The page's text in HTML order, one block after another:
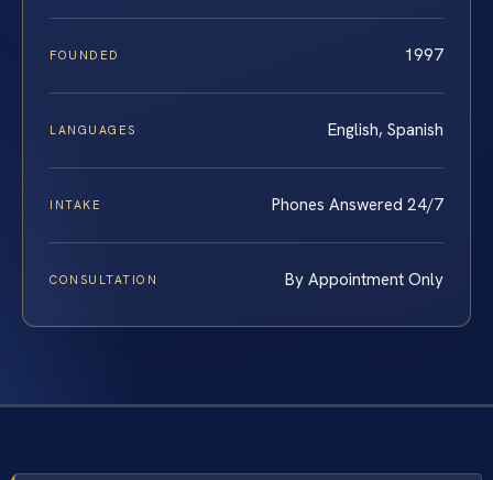
FOUNDED 1997
LANGUAGES English, Spanish
INTAKE Phones Answered 24/7
CONSULTATION By Appointment Only